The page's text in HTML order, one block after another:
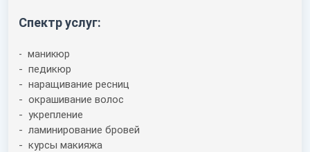
Спектр услуг:
- маникюр
- педикюр
- наращивание ресниц
- окрашивание волос
- укрепление
- ламинирование бровей
- курсы макияжа